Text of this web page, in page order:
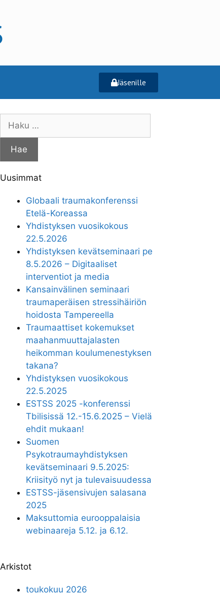
Jäsenille
Uusimmat
Globaali traumakonferenssi
Etelä-Koreassa
Yhdistyksen vuosikokous
22.5.2026
Yhdistyksen kevätseminaari pe
8.5.2026 – Digitaaliset
interventiot ja media
Kansainvälinen seminaari
traumaperäisen stressihäiriön
hoidosta Tampereella
Traumaattiset kokemukset
maahanmuuttajalasten
heikomman koulumenestyksen
takana?
Yhdistyksen vuosikokous
22.5.2025
ESTSS 2025 -konferenssi
Tbilisissä 12.-15.6.2025 – Vielä
ehdit mukaan!
Suomen
Psykotraumayhdistyksen
kevätseminaari 9.5.2025:
Kriisityö nyt ja tulevaisuudessa
ESTSS-jäsensivujen salasana
2025
Maksuttomia eurooppalaisia
webinaareja 5.12. ja 6.12.
Arkistot
toukokuu 2026